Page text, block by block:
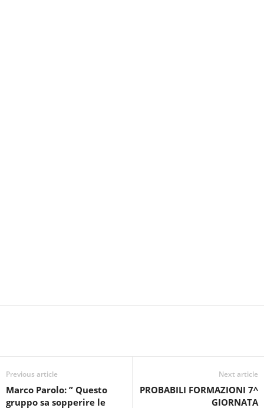
Previous article
Marco Parolo: ” Questo
gruppo sa sopperire le
Next article
PROBABILI FORMAZIONI 7^
GIORNATA